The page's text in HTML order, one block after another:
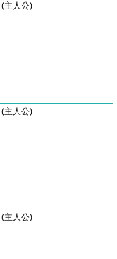
(主人公)
(主人公)
(主人公)